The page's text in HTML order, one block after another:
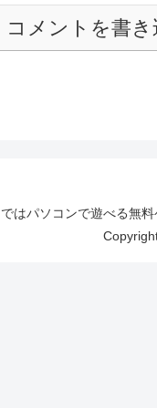
コメントを書き
はパソコンで遊べる無